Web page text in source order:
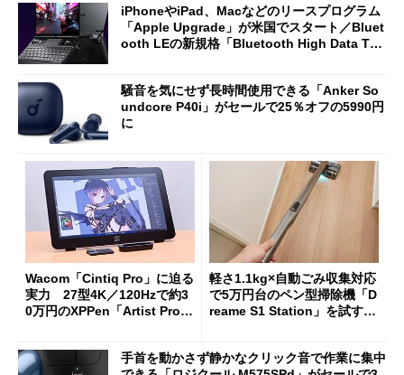
iPhoneやiPad、Macなどのリースプログラム
「Apple Upgrade」が米国でスタート／Bluet
ooth LEの新規格「Bluetooth High Data Thr
騒音を気にせず長時間使用できる「Anker So
undcore P40i」がセールで25％オフの5990円
に
Wacom「Cintiq Pro」に迫る
実力 27型4K／120Hzで約3
0万円のXPPen「Artist Pro 2
軽さ1.1kg×自動ごみ収集対応
で5万円台のペン型掃除機「D
reame S1 Station」を試す
手首を動かさず静かなクリック音で作業に集中